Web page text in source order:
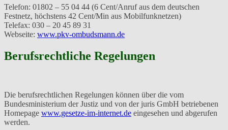
Telefon: 01802 – 55 04 44 (6 Cent/Anruf aus dem deutschen
Festnetz, höchstens 42 Cent/Min aus Mobilfunknetzen)
Telefax: 030 – 20 45 89 31
Webseite: www.pkv-ombudsmann.de
Berufsrechtliche Regelungen
Die berufsrechtlichen Regelungen können über die vom
Bundesministerium der Justiz und von der juris GmbH betriebenen
Homepage www.gesetze-im-internet.de eingesehen und abgerufen
werden.